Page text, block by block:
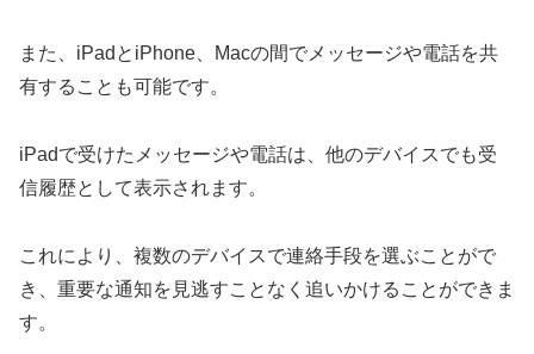
また、iPadとiPhone、Macの間でメッセージや電話を共
有することも可能です。
iPadで受けたメッセージや電話は、他のデバイスでも受
信履歴として表示されます。
これにより、複数のデバイスで連絡手段を選ぶことがで
き、重要な通知を見逃すことなく追いかけることができま
す。